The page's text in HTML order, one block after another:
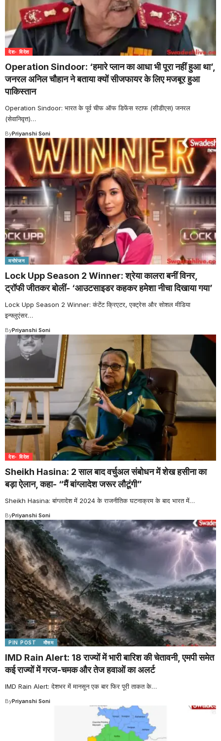
देश- विदेश
Operation Sindoor: ‘हमारे प्लान का आधा भी पूरा नहीं हुआ था’,
जनरल अनिल चौहान ने बताया क्यों सीजफायर के लिए मजबूर हुआ
पाकिस्तान
Operation Sindoor: भारत के पूर्व चीफ ऑफ डिफेंस स्टाफ (सीडीएस) जनरल
(सेवानिवृत्त)…
ByPriyanshi Soni
मनोरंजन
Lock Upp Season 2 Winner: श्रेया कालरा बनीं विनर,
ट्रॉफी जीतकर बोलीं- ‘आउटसाइडर कहकर हमेशा नीचा दिखाया गया’
Lock Upp Season 2 Winner: कंटेंट क्रिएटर, एक्ट्रेस और सोशल मीडिया
इन्फ्लुएंसर…
ByPriyanshi Soni
देश- विदेश
Sheikh Hasina: 2 साल बाद वर्चुअल संबोधन में शेख हसीना का
बड़ा ऐलान, कहा- “मैं बांग्लादेश जरूर लौटूंगी”
Sheikh Hasina: बांग्लादेश में 2024 के राजनीतिक घटनाक्रम के बाद भारत में…
ByPriyanshi Soni
PIN POST मौसम
IMD Rain Alert: 18 राज्यों में भारी बारिश की चेतावनी, एमपी समेत
कई राज्यों में गरज-चमक और तेज हवाओं का अलर्ट
IMD Rain Alert: देशभर में मानसून एक बार फिर पूरी ताकत के…
ByPriyanshi Soni